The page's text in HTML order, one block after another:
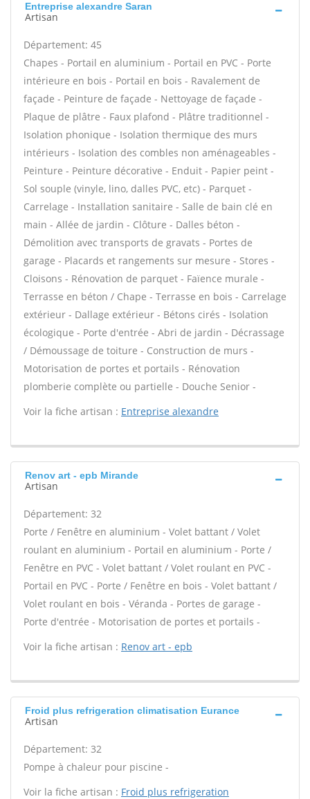
Entreprise alexandre Saran
Artisan
Département: 45
Chapes - Portail en aluminium - Portail en PVC - Porte
intérieure en bois - Portail en bois - Ravalement de
façade - Peinture de façade - Nettoyage de façade -
Plaque de plâtre - Faux plafond - Plâtre traditionnel -
Isolation phonique - Isolation thermique des murs
intérieurs - Isolation des combles non aménageables -
Peinture - Peinture décorative - Enduit - Papier peint -
Sol souple (vinyle, lino, dalles PVC, etc) - Parquet -
Carrelage - Installation sanitaire - Salle de bain clé en
main - Allée de jardin - Clôture - Dalles béton -
Démolition avec transports de gravats - Portes de
garage - Placards et rangements sur mesure - Stores -
Cloisons - Rénovation de parquet - Faïence murale -
Terrasse en béton / Chape - Terrasse en bois - Carrelage
extérieur - Dallage extérieur - Bétons cirés - Isolation
écologique - Porte d'entrée - Abri de jardin - Décrassage
/ Démoussage de toiture - Construction de murs -
Motorisation de portes et portails - Rénovation
plomberie complète ou partielle - Douche Senior -
Voir la fiche artisan : Entreprise alexandre
Renov art - epb Mirande
Artisan
Département: 32
Porte / Fenêtre en aluminium - Volet battant / Volet
roulant en aluminium - Portail en aluminium - Porte /
Fenêtre en PVC - Volet battant / Volet roulant en PVC -
Portail en PVC - Porte / Fenêtre en bois - Volet battant /
Volet roulant en bois - Véranda - Portes de garage -
Porte d'entrée - Motorisation de portes et portails -
Voir la fiche artisan : Renov art - epb
Froid plus refrigeration climatisation Eurance
Artisan
Département: 32
Pompe à chaleur pour piscine -
Voir la fiche artisan : Froid plus refrigeration